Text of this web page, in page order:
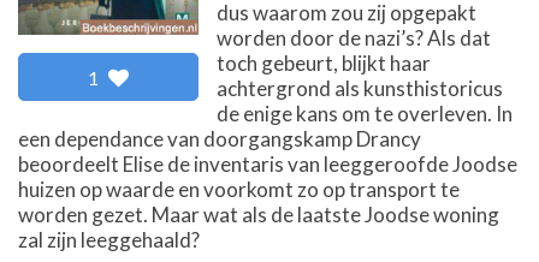
1
dus waarom zou zij opgepakt
worden door de nazi’s? Als dat
toch gebeurt, blijkt haar
achtergrond als kunsthistoricus
de enige kans om te overleven. In
een dependance van doorgangskamp Drancy
beoordeelt Elise de inventaris van leeggeroofde Joodse
huizen op waarde en voorkomt zo op transport te
worden gezet. Maar wat als de laatste Joodse woning
zal zijn leeggehaald?